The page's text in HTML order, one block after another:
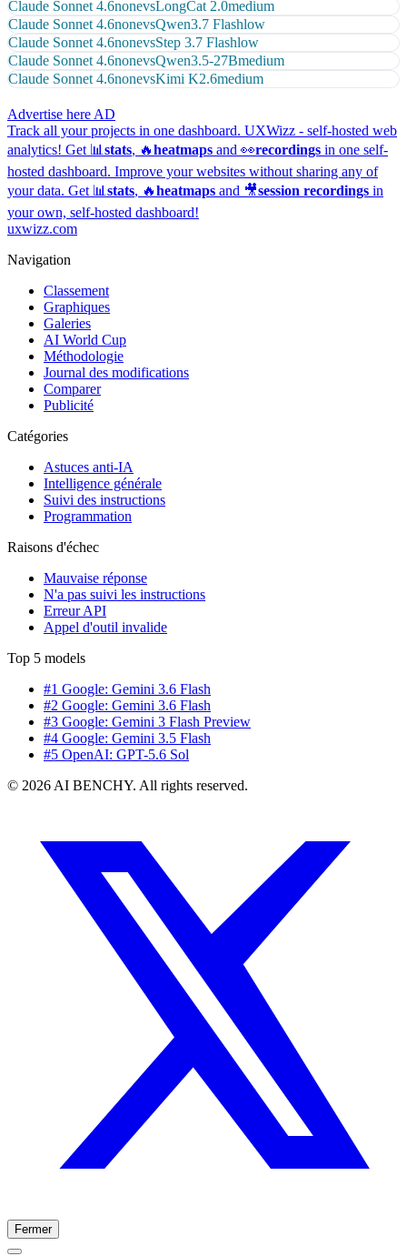
Claude Sonnet 4.6nonevsLongCat 2.0medium
Claude Sonnet 4.6nonevsQwen3.7 Flashlow
Claude Sonnet 4.6nonevsStep 3.7 Flashlow
Claude Sonnet 4.6nonevsQwen3.5-27Bmedium
Claude Sonnet 4.6nonevsKimi K2.6medium
Advertise here AD
Track all your projects in one dashboard. UXWizz - self-hosted web
analytics! Get 📊 stats, 🔥heatmaps and 👀recordings in one self-
hosted dashboard. Improve your websites without sharing any of
your data. Get 📊 stats, 🔥heatmaps and 🎥session recordings in
your own, self-hosted dashboard!
uxwizz.com
Navigation
Classement
Graphiques
Galeries
AI World Cup
Méthodologie
Journal des modifications
Comparer
Publicité
Catégories
Astuces anti-IA
Intelligence générale
Suivi des instructions
Programmation
Raisons d'échec
Mauvaise réponse
N'a pas suivi les instructions
Erreur API
Appel d'outil invalide
Top 5 models
#1 Google: Gemini 3.6 Flash
#2 Google: Gemini 3.6 Flash
#3 Google: Gemini 3 Flash Preview
#4 Google: Gemini 3.5 Flash
#5 OpenAI: GPT-5.6 Sol
© 2026 AI BENCHY. All rights reserved.
Fermer